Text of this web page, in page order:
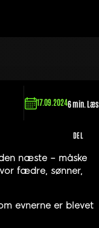
17.09.20246 min. Læs
DEL
næste – måske
fædre, sønner,
evnerne er blevet